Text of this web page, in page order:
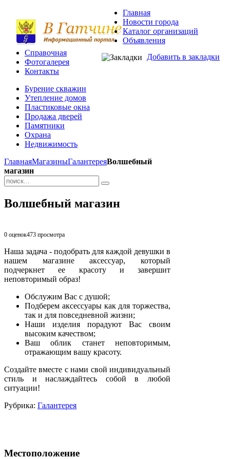
Добавить в закладки
Главная
Новости города
Каталог организаций
Объявления
Справочная
Фотогалерея
Контакты
Бурение скважин
Утепление домов
Пластиковые окна
Продажа дверей
Памятники
Охрана
Недвижимость
ГлавнаяМагазиныГалантереяВолшебный
магазин
Волшебный магазин
0 оценок473 просмотра
Наша задача - подобрать для каждой девушки в
нашем магазине аксессуар, который
подчеркнет ее красоту и завершит
неповторимый образ!
Обслужим Вас с душой;
Подберем аксессуары как для торжества,
так и для повседневной жизни;
Наши изделия порадуют Вас своим
высоким качеством;
Ваш облик станет неповторимым,
отражающим вашу красоту.
Создайте вместе с нами свой индивидуальный
стиль и наслаждайтесь собой в любой
ситуации!
Рубрика: Галантерея
Местоположение